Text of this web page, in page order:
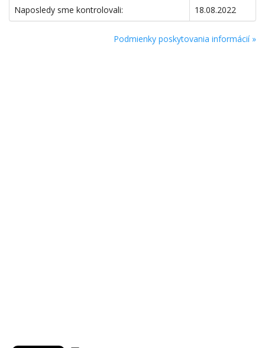
Naposledy sme kontrolovali:
18.08.2022
Podmienky poskytovania informácií »